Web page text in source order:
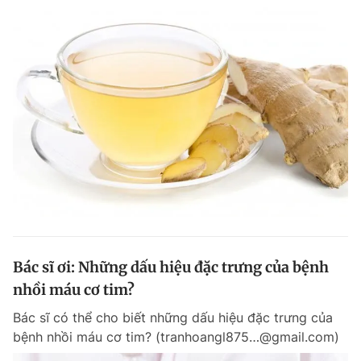
© 2003-2026 Bản quyền thuộc về Báo Thanh Niên. Cấm sao chép
dưới mọi hình thức nếu không có sự chấp thuận bằng văn bản.
Phát triển bởi ePi Technologies, JSC.
Bác sĩ ơi: Những dấu hiệu đặc trưng của bệnh
nhồi máu cơ tim?
Bác sĩ có thể cho biết những dấu hiệu đặc trưng của
bệnh nhồi máu cơ tim? (tranhoangl875…@gmail.com)